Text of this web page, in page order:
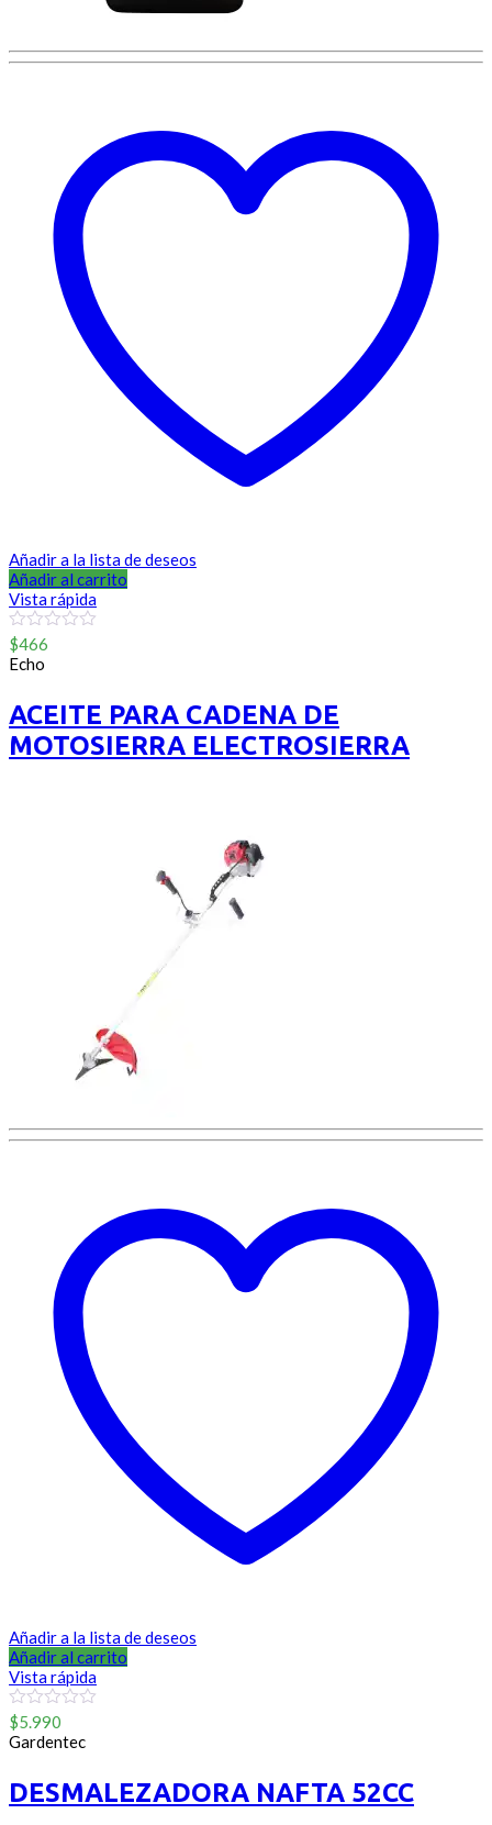
Añadir a la lista de deseos
Añadir al carrito
Vista rápida
0
out
of
$466
Echo
ACEITE PARA CADENA DE
MOTOSIERRA ELECTROSIERRA
Añadir a la lista de deseos
Añadir al carrito
Vista rápida
0
out
of
$5.990
Gardentec
DESMALEZADORA NAFTA 52CC